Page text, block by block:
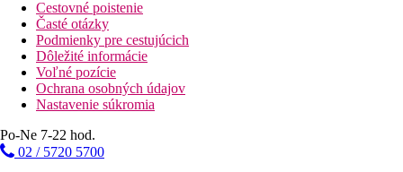
Cestovné poistenie
Časté otázky
Podmienky pre cestujúcich
Dôležité informácie
Voľné pozície
Ochrana osobných údajov
Nastavenie súkromia
Po-Ne 7-22 hod.
02 / 5720 5700